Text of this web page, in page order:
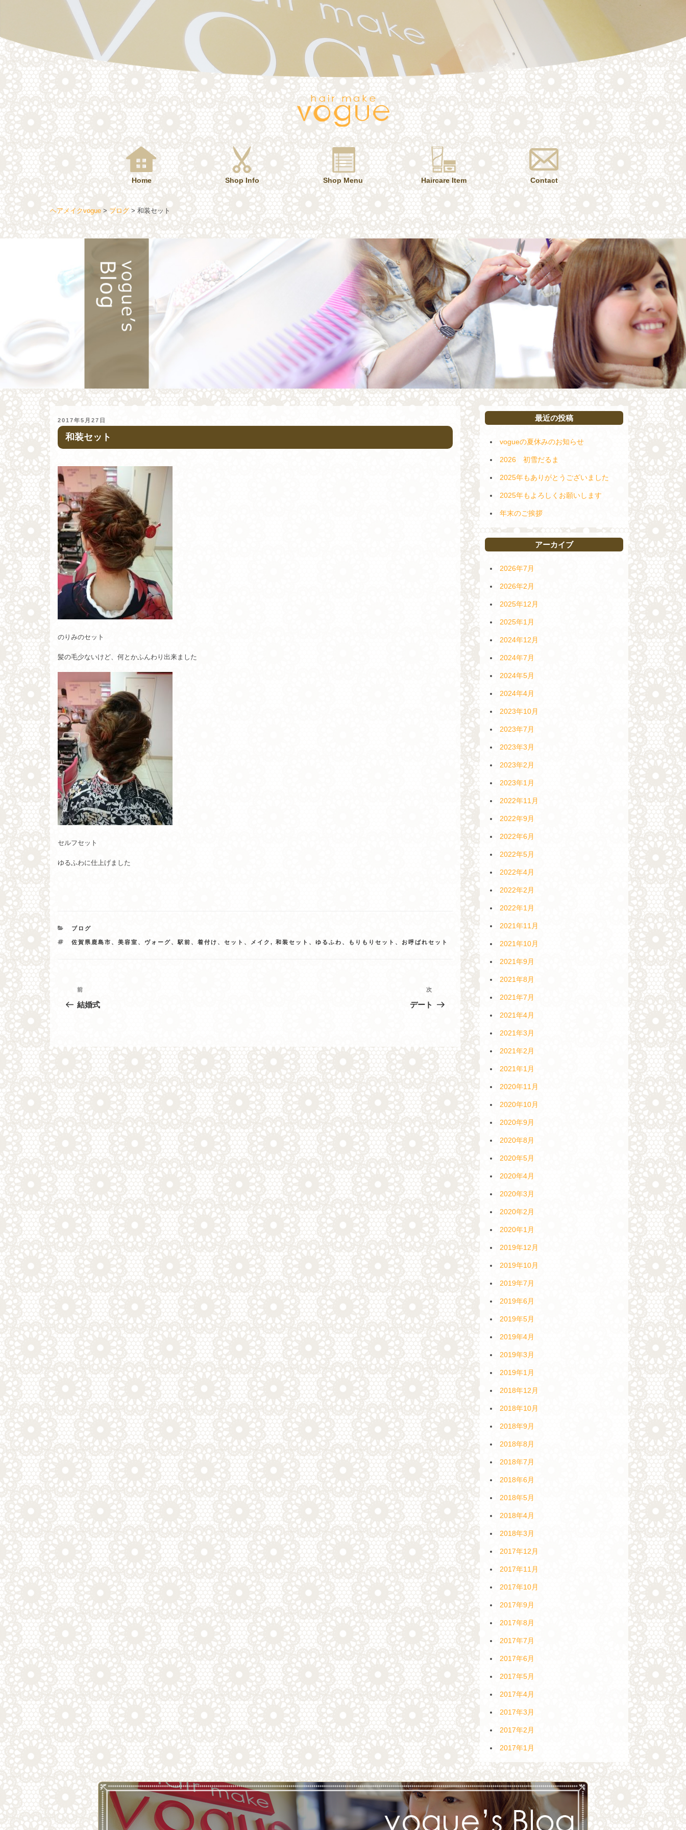
ツ
へ
ス
キ
プ
Home Shop Info Shop Menu Haircare Item Contact
ヘアメイクvogue>ブログ> 和装セット
投
稿
日:
2017年5月27日
和装セット
のりみのセット
髪の毛少ないけど、何とかふんわり出来ました
セルフセット
ゆるふわに仕上げました
カ
ゴ
ブログ
タ
佐賀県鹿島市、美容室、ヴォーグ、駅前、着付け、セット、メイク,和装セット、ゆるふわ、もりもりセット、お呼ばれセット
投
稿
ゲ
ー
シ
ョ
ン
過
去
の
前
結婚式
次
デート
最近の投稿
vogueの夏休みのお知らせ
2026 初雪だるま
2025年もありがとうございました
2025年もよろしくお願いします
年末のご挨拶
アーカイブ
2026年7月
2026年2月
2025年12月
2025年1月
2024年12月
2024年7月
2024年5月
2024年4月
2023年10月
2023年7月
2023年3月
2023年2月
2023年1月
2022年11月
2022年9月
2022年6月
2022年5月
2022年4月
2022年2月
2022年1月
2021年11月
2021年10月
2021年9月
2021年8月
2021年7月
2021年4月
2021年3月
2021年2月
2021年1月
2020年11月
2020年10月
2020年9月
2020年8月
2020年5月
2020年4月
2020年3月
2020年2月
2020年1月
2019年12月
2019年10月
2019年7月
2019年6月
2019年5月
2019年4月
2019年3月
2019年1月
2018年12月
2018年10月
2018年9月
2018年8月
2018年7月
2018年6月
2018年5月
2018年4月
2018年3月
2017年12月
2017年11月
2017年10月
2017年9月
2017年8月
2017年7月
2017年6月
2017年5月
2017年4月
2017年3月
2017年2月
2017年1月